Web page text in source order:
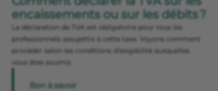
encaissements ou sur les débits ?
La déclaration de TVA est obligatoire pour tous les
professionnels assujettis à cette taxe. Voyons comment
procéder selon les conditions d’exigibilité auxquelles
vous êtes soumis.
Bon à savoir